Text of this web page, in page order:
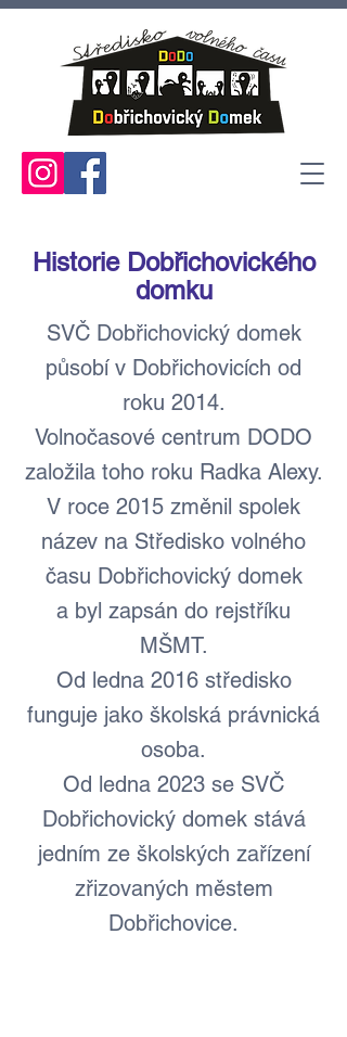
Historie Dobřichovického
domku
SVČ Dobřichovický domek
působí v Dobřichovicích od
roku 2014.
Volnočasové centrum DODO
založila toho roku Radka Alexy.
V roce 2015 změnil spolek
název na Středisko volného
času Dobřichovický domek
a byl zapsán do rejstříku
MŠMT.
Od ledna 2016 středisko
funguje jako školská právnická
osoba.
Od ledna 2023 se SVČ
Dobřichovický domek stává
jedním ze školských zařízení
zřizovaných městem
Dobřichovice.